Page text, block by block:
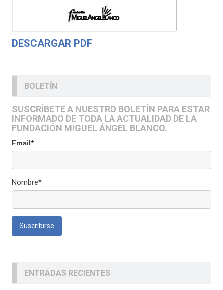
DESCARGAR PDF
BOLETÍN
SUSCRÍBETE A NUESTRO BOLETÍN PARA ESTAR
INFORMADO DE TODA LA ACTUALIDAD DE LA
FUNDACIÓN MIGUEL ÁNGEL BLANCO.
Email*
Nombre*
ENTRADAS RECIENTES